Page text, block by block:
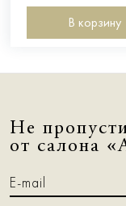
В корзину
Не
от салона